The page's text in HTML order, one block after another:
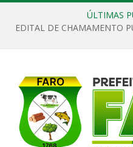
ÚLTIMAS